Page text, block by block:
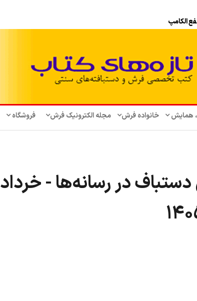
همایش‌ خانواده فرش مجله الکترونیک فرش فروشگاه
در رسانه‌ها - خرداد